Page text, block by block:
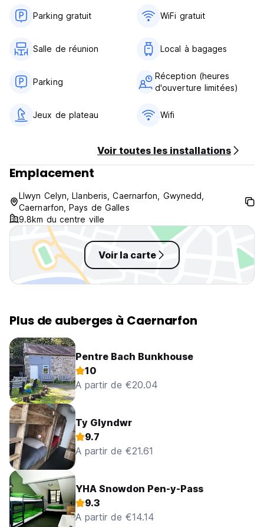
language)Parking gratuit WiFi gratuit
Salle de réunion Local à bagages
Parking
Réception (heures
d'ouverture limitées)
Jeux de plateau Wifi
Voir toutes les installations
Emplacement
Llwyn Celyn, Llanberis, Caernarfon, Gwynedd,
Caernarfon, Pays de Galles
9.8km du centre ville
Voir la carte
Plus de auberges à Caernarfon
Pentre Bach Bunkhouse
10
A partir de €20.04
Ty Glyndwr
9.7
A partir de €21.61
YHA Snowdon Pen-y-Pass
9.3
A partir de €14.14